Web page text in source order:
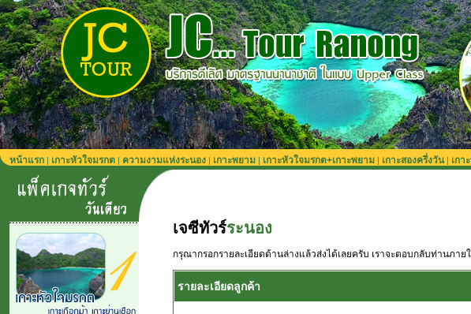
หน้าแรก | เกาะหัวใจมรกต | ความงามแห่งระนอง | เกาะพยาม | เกาะหัวใจมรกต+เกาะพยาม | เกาะสองครึ่งวัน| เกา
เจซีทัวร์ระนอง
กรุณากรอกรายละเอียดด้านล่างแล้วส่งได้เลยครับ เราจะตอบกลับท่านภาย
รายละเอียดลูกค้า